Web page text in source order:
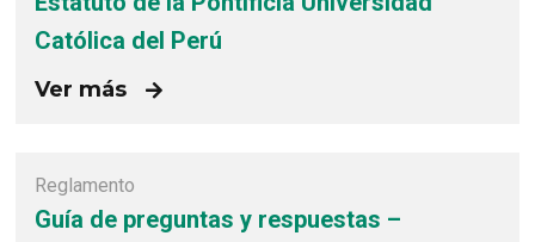
Católica del Perú
Ver más
Reglamento
Guía de preguntas y respuestas –